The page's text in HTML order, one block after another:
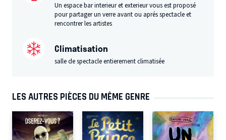
Un espace bar interieur et exterieur vous est proposé
pour partager un verre avant ou aprés spectacle et
rencontrer les artistes
Climatisation
salle de spectacle entierement climatisée
LES AUTRES PIÈCES DU MÊME GENRE